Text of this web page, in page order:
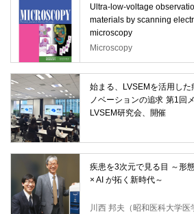
Ultra-low-voltage
materials by scanning
microscopy
Microscopy
始まる、LVSEMを活用した
ノベーションの追求 第1回
LVSEM研究会、開催
疾患を3次元で見る目 ～形
× AI が拓く新時代～
川西 邦夫（昭和医科大学医